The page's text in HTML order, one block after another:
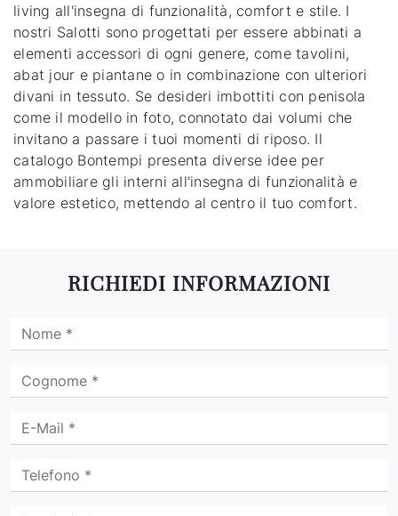
living all'insegna di funzionalità, comfort e stile. I
nostri Salotti sono progettati per essere abbinati a
elementi accessori di ogni genere, come tavolini,
abat jour e piantane o in combinazione con ulteriori
divani in tessuto. Se desideri imbottiti con penisola
come il modello in foto, connotato dai volumi che
invitano a passare i tuoi momenti di riposo. Il
catalogo Bontempi presenta diverse idee per
ammobiliare gli interni all'insegna di funzionalità e
valore estetico, mettendo al centro il tuo comfort.
RICHIEDI INFORMAZIONI